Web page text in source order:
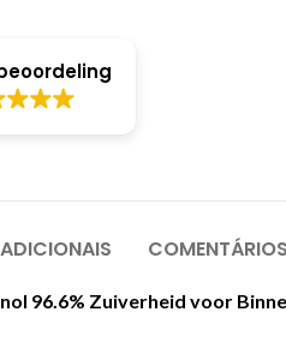
96.6% Zuiverheid voor